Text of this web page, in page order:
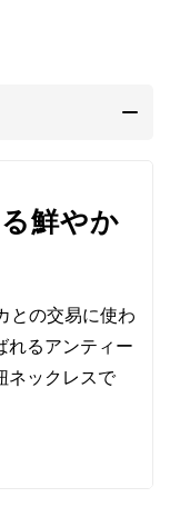
鮮やか
との交易に使わ
れるアンティー
ネックレスで
色彩は、アフ